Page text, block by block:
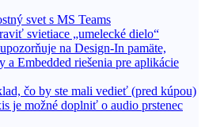
svet s MS Teams
svietiace „umelecké dielo“
na Design-In pamäte,
a Embedded riešenia pre aplikácie
čo by ste mali vedieť (pred kúpou)
je možné doplniť o audio prstenec